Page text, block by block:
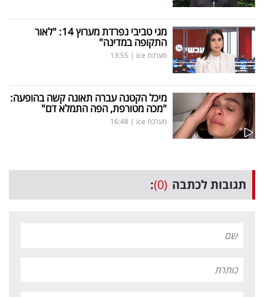
מגי טביבי נפרדת מערוץ 14: "לאור
התקופה במדינה"
מערכת ice |
13:55
מיכל הקטנה עברה תאונה קשה בהופעה:
"מכה מטורפת, הפה התמלא דם"
מערכת ice |
16:48
תגובות לכתבה (0)
: